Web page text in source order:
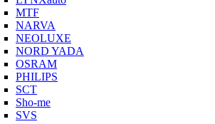
MTF
NARVA
NEOLUXE
NORD YADA
OSRAM
PHILIPS
SCT
Sho-me
SVS